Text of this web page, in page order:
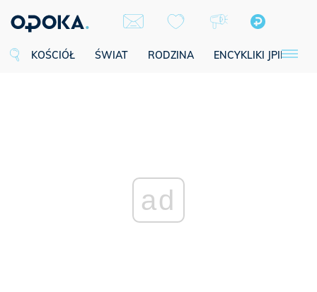
KOŚCIÓŁ ŚWIAT RODZINA ENCYKLIKI JPII
ad